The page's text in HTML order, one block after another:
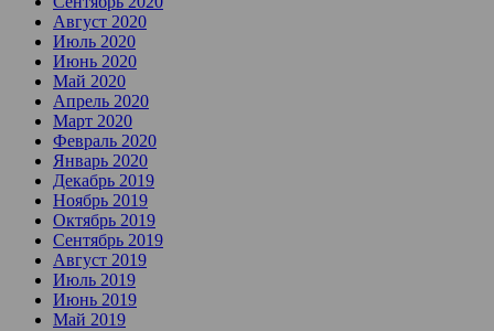
Август 2020
Июль 2020
Июнь 2020
Май 2020
Апрель 2020
Март 2020
Февраль 2020
Январь 2020
Декабрь 2019
Ноябрь 2019
Октябрь 2019
Сентябрь 2019
Август 2019
Июль 2019
Июнь 2019
Май 2019